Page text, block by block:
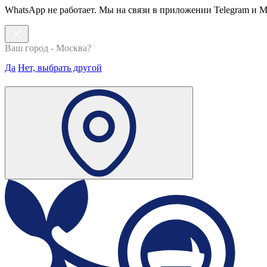
WhatsApp не работает. Мы на связи в приложении Telegram и
Ваш город - Москва?
Да Нет, выбрать другой